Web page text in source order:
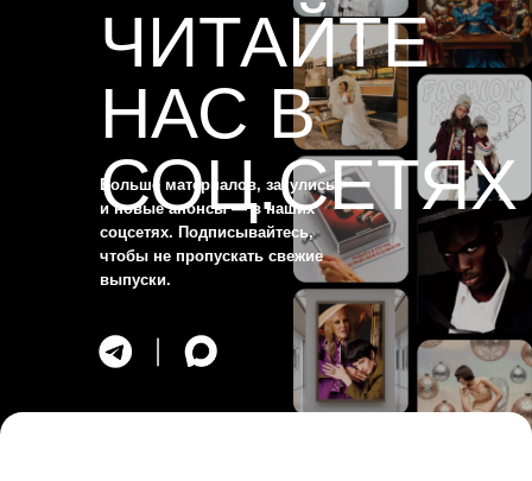
Больше материалов, закулисье
и новые анонсы — в наших
соцсетях. Подписывайтесь,
чтобы не пропускать свежие
выпуски.
ЧИТАЙТЕ
НАС В
СОЦ.СЕТЯХ
hello@allo-mam.ru
+7 (915) 126-24-39
СОЦ.СЕТИ